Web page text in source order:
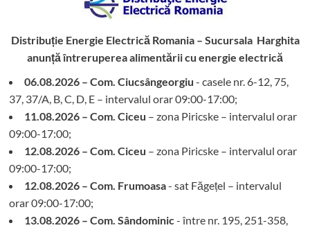
Distribuție Energie Electrică Romania – Sucursala Harghita
anunță întreruperea alimentării cu energie electrică
06.08.2026 – Com. Ciucsângeorgiu - casele nr. 6-12, 75,
37, 37/A, B, C, D, E – intervalul orar 09:00-17:00;
11.08.2026 – Com. Ciceu – zona Piricske – intervalul orar
09:00-17:00;
12.08.2026 – Com. Ciceu – zona Piricske – intervalul orar
09:00-17:00;
12.08.2026 – Com. Frumoasa- sat Făgețel – intervalul
orar 09:00-17:00;
13.08.2026 – Com. Sândominic- între nr. 195, 251-358,